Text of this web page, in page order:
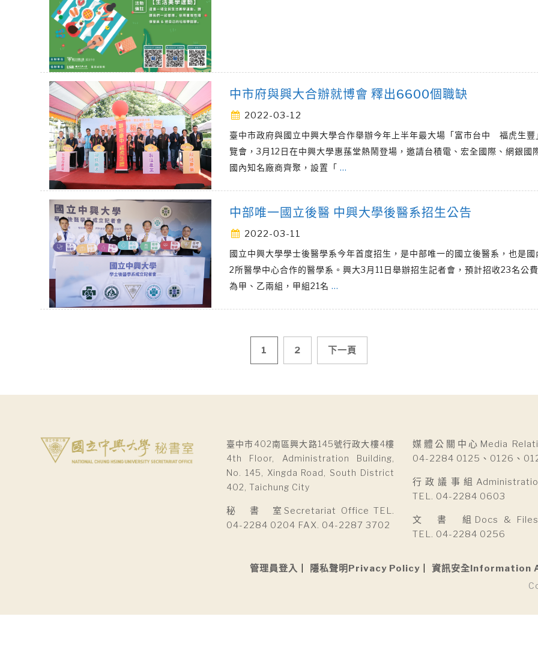
中市府與興大合辦就博會 釋出6600個職缺
2022-03-12
臺中市政府與國立中興大學合作舉辦今年上半年最大場「富市台中 福虎生豐
覽會，3月12日在中興大學惠蓀堂熱鬧登場，邀請台積電、宏全國際、網銀國
國內知名廠商齊聚，設置「 …
中部唯一國立後醫 中興大學後醫系招生公告
2022-03-11
國立中興大學學士後醫學系今年首度招生，是中部唯一的國立後醫系，也是國
2所醫學中心合作的醫學系。興大3月11日舉辦招生記者會，預計招收23名公
為甲、乙兩組，甲組21名 …
覽
1 2 下一頁
臺中市402南區興大路145號行政大樓4樓
4th Floor, Administration Building,
No. 145, Xingda Road, South District
402, Taichung City
秘 書 室Secretariat Office TEL.
04-2284 0204 FAX. 04-2287 3702
媒體公關中心Media
04-2284 0125、0126、
行政議事組
TEL. 04-2284 0603
文 書 組Docs & Files
TEL. 04-2284 0256
管理員登入 隱私聲明Privacy Policy 資訊安全Information